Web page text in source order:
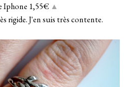
Iphone 1,55€ ▲
rigide. J'en suis très contente.